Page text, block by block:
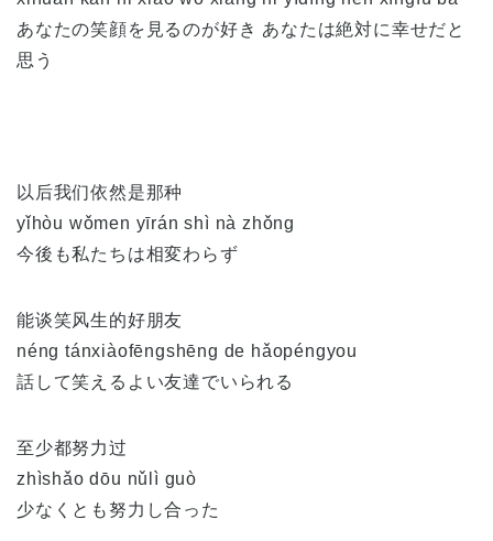
あなたの笑顔を見るのが好き あなたは絶対に幸せだと
思う
以后我们依然是那种
yǐhòu wǒmen yīrán shì nà zhǒng
今後も私たちは相変わらず
能谈笑风生的好朋友
néng tánxiàofēngshēng de hǎopéngyou
話して笑えるよい友達でいられる
至少都努力过
zhìshǎo dōu nǔlì guò
少なくとも努力し合った